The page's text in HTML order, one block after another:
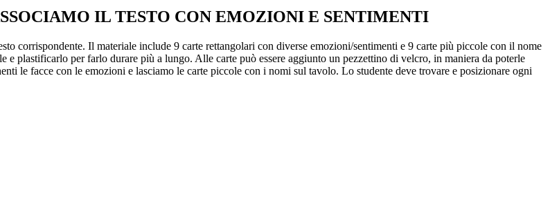
IL TESTO CON EMOZIONI E SENTIMENTI
corrispondente. Il materiale include 9 carte rettangolari con diverse emozioni/sentimenti e 9 carte più piccole con il nome
e plastificarlo per farlo durare più a lungo. Alle carte può essere aggiunto un pezzettino di velcro, in maniera da poterle
le facce con le emozioni e lasciamo le carte piccole con i nomi sul tavolo. Lo studente deve trovare e posizionare ogni